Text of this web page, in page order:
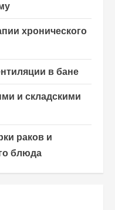
хронического
в бане
и складскими
раков и
блюда